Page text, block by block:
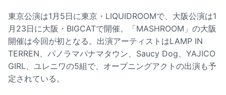
東京公演は1月5日に東京・LIQUIDROOMで、大阪公演は1
月23日に大阪・BIGCATで開催。「MASHROOM」の大阪
開催は今回が初となる。出演アーティストはLAMP IN
TERREN、パノラマパナマタウン、Saucy Dog、YAJICO
GIRL、ユレニワの5組で、オープニングアクトの出演も予
定されている。